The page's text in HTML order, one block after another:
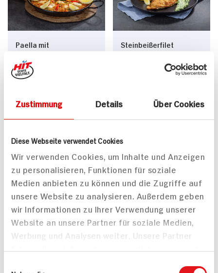
Zustimmung Details Über Cookies
Diese Webseite verwendet Cookies
Wir verwenden Cookies, um Inhalte und Anzeigen
zu personalisieren, Funktionen für soziale
Medien anbieten zu können und die Zugriffe auf
unsere Website zu analysieren. Außerdem geben
wir Informationen zu Ihrer Verwendung unserer
Website an unsere Partner für soziale Medien,
Werbung und Analysen weiter. Unsere Partner
Paella mit
Garnelen
70 min
Mittel
Steinbeißerfilet
Spinat-Kartoffelstampf
Steinbeißerfilet mit
Kräuterbaguette und
Paprika-Tomatensauce
Geröstete Tomaten-
Pfirsich-Suppe mit
Steinbeißerfilet